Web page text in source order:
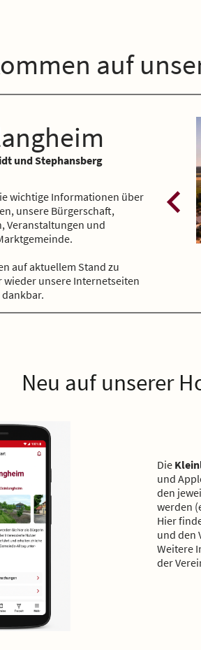
auf
wichtige Informationen über
unsere Bürgerschaft,
Veranstaltungen und
auf aktuellem Stand zu
wieder unsere Internetseiten
und Stephansberg
Neu auf unserer
Die
und
den
werden
Hier
und den
Weitere
der